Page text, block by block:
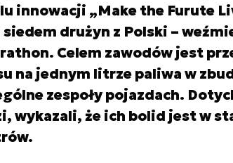
innowacji „Make the Furute
drużyn z Polski –
Celem zawodów jest
na jednym litrze paliwa w
zespoły pojazdach.
wykazali, że ich bolid jest w